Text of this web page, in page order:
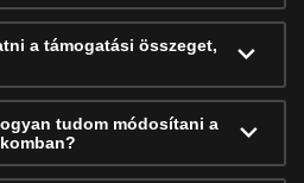
a támogatási összeget,
tudom módosítani a